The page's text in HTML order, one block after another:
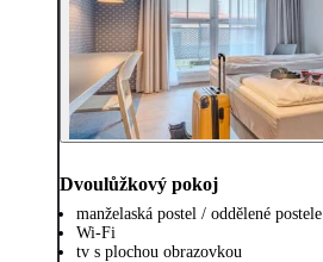
Dvoulůžkový pokoj
manželaská postel / oddělené postele
Wi-Fi
tv s plochou obrazovkou